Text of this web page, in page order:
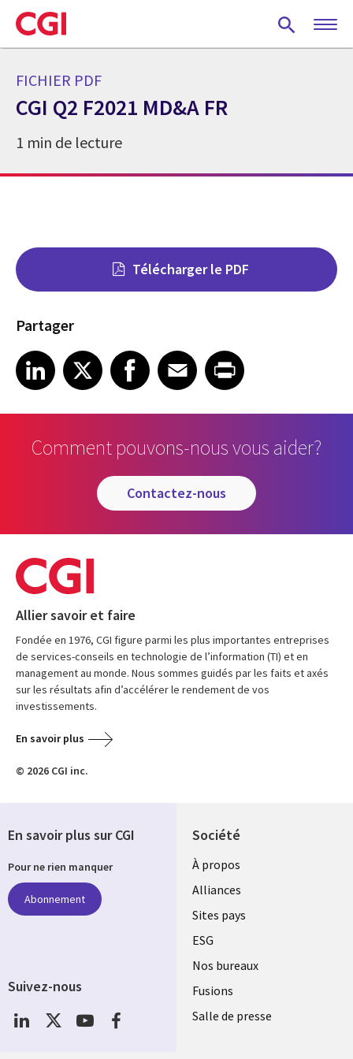
Skip
to
main
FICHIER PDF
CGI Q2 F2021 MD&A FR
1 min de lecture
Télécharger le PDF
Partager
Share on LinkedIn
LinkedIn
Share on X Share on Facebook
Facebook
Share on EmailEmailShare on Print
Comment pouvons-nous vous aider?
contactez-nous
Allier savoir et faire
Fondée en 1976, CGI figure parmi les plus importantes entreprises
de services-conseils en technologie de l’information (TI) et en
management au monde. Nous sommes guidés par les faits et axés
sur les résultats afin d’accélérer le rendement de vos
investissements.
En savoir plus
© 2026 CGI inc.
Société
À propos
Alliances
Sites pays
ESG
Nos bureaux
Fusions
Salle de presse
En savoir plus sur CGI
Pour ne rien manquer
Abonnement
Suivez-nous
Social
Media